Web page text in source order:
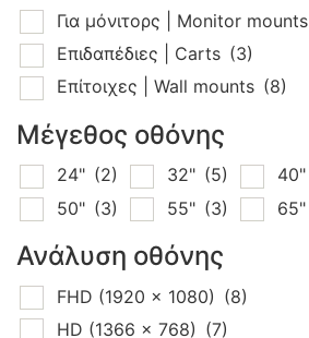
Για μόνιτορς | Monitor mounts
Επιδαπέδιες | Carts (3)
Επίτοιχες | Wall mounts (8)
Μέγεθος οθόνης
24" (2) 32" (5) 40"
50" (3) 55" (3) 65"
Ανάλυση οθόνης
FHD (1920 x 1080) (8)
HD (1366 x 768) (7)